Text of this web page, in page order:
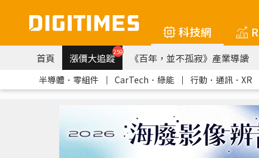
科技網
首頁 漲價大追蹤259 《百年，並不孤寂》產業導讀
半導體．零組件 ｜ CarTech．綠能 ｜ 行動．通訊．XR